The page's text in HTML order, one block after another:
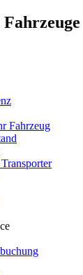
Fahrzeuge
Fahrzeug